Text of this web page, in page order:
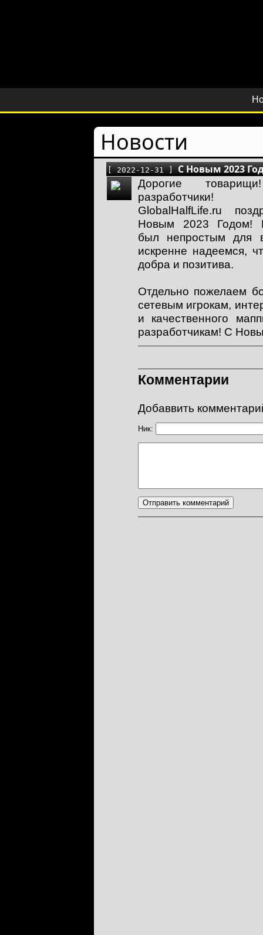
Новости
[ 2022-12-31 ]С Новым 2023
Дорогие
разработчики!
GlobalHalfLife.ru
Новым 2023 Годом!
был непростым для
искренне надеемся,
добра и позитива.
Отдельно пожелаем
сетевым игрокам,
и качественного
разработчикам! С
Комментарии
Добаввить
Ник: